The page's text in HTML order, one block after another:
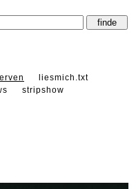
liesmich.txt
stripshow